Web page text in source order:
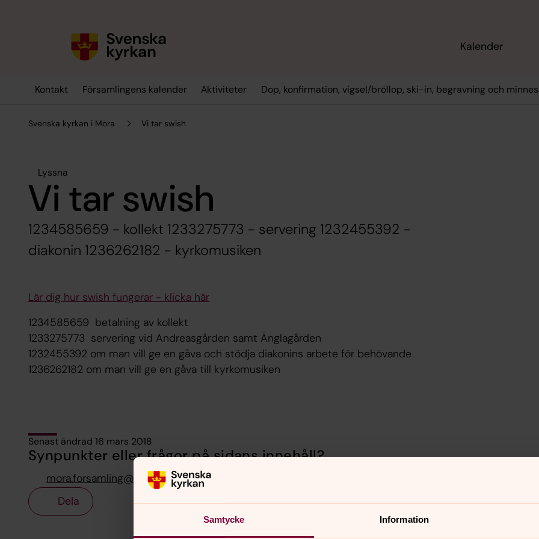
Samtycke Information
Kalender
Kontakt Församlingens kalender Aktiviteter Dop, konfirmation, vigsel/bröllop, ski-in, begravning och
Svenska kyrkan i Mora Vi tar swish
Lyssna
Vi tar swish
1234585659 - kollekt 1233275773 - servering 1232455392 -
diakonin 1236262182 - kyrkomusiken
Lär dig hur swish fungerar - klicka här
1234585659 betalning av kollekt
1233275773 servering vid Andreasgården samt Änglagården
1232455392 om man vill ge en gåva och stödja diakonins arbete för behövande
1236262182 om man vill ge en gåva till kyrkomusiken
Senast ändrad 16 mars 2018
Synpunkter eller frågor på sidans innehåll?
mora.forsamling@svenskakyrkan.se
Dela